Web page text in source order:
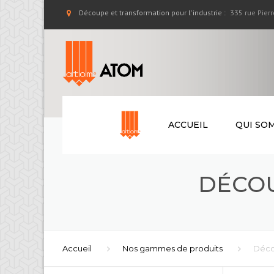
Découpe et transformation pour l'industrie : 335 rue
ACCUEIL QUI
SAV
Accueil Nos gammes de produits